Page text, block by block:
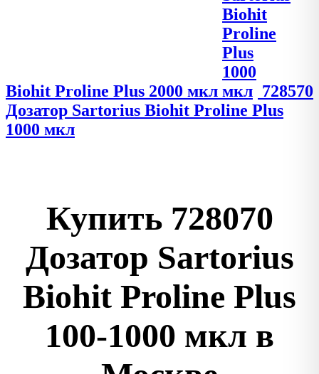
Biohit Proline Plus 2000 мкл
728570
Дозатор Sartorius Biohit Proline Plus
1000 мкл
Купить 728070
Дозатор Sartorius
Biohit Proline Plus
100-1000 мкл в